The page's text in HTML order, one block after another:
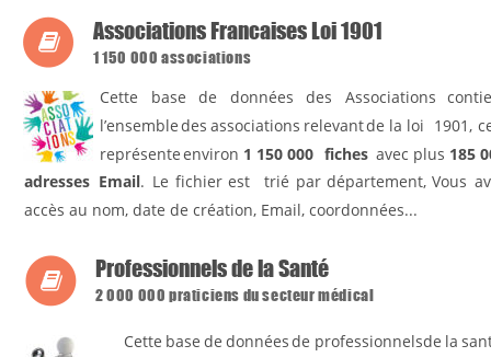

Cette base de donnéesde professionnelsde la
Professionnels de la Santé
2 000 000 praticiens du secteur médical

Cette base de données des Associations
l’ensembledes associations relevantde la loi 1901,
représenteenviron 1 150 000 fiches avec plus 185
adresses Email. Le fichier est trié par département, Vous
accès au nom, date de création, Email, coordonnées...
Associations Francaises Loi 1901
1 150 000 associations